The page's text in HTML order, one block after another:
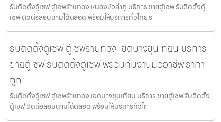
รับติดตั้งตู้เซฟ ตู้เซฟร้านทอง หนองบัวลำภู บริการ ขายตู้เซฟ รับติดตั้งตู้
เซฟ ติดต่อสอบถามได้ตลอด พร้อมให้บริการทั่วไทย ร
รับติดตั้งตู้เซฟ ตู้เซฟร้านทอง เขตบางขุนเทียน บริการ
ขายตู้เซฟ รับติดตั้งตู้เซฟ พร้อมทีมงานมืออาชีพ ราคา
ถูก
รับติดตั้งตู้เซฟ ตู้เซฟร้านทอง เขตบางขุนเทียน บริการ ขายตู้เซฟ รับติดตั้ง
ตู้เซฟ ติดต่อสอบถามได้ตลอด พร้อมให้บริการทั่วไท